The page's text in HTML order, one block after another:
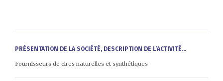
PRÉSENTATION DE LA SOCIÉTÉ, DESCRIPTION DE L’ACTIVITÉ...
Fournisseurs de cires naturelles et synthétiques